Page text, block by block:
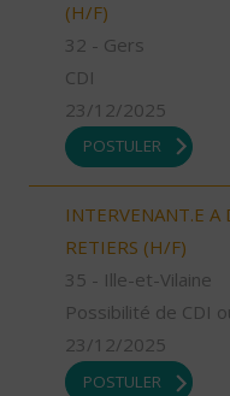
(H/F)
32 - Gers
CDI
23/12/2025
POSTULER
INTERVENANT.E
RETIERS (H/F)
35 - Ille-et-Vilaine
Possibilité de CDI
23/12/2025
POSTULER